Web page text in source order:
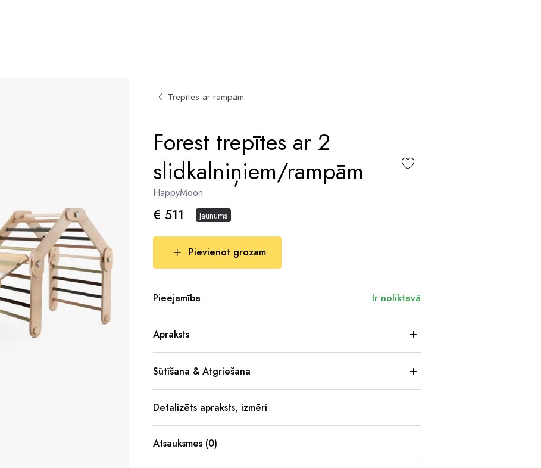
Trepītes ar rampām
Forest trepītes ar 2
slidkalniņiem/rampām
HappyMoon
€ 511 Jaunums
Pievienot grozam
Pieejamība Ir noliktavā
Apraksts
Sūtīšana & Atgriešana
Detalizēts apraksts, izmēri
Atsauksmes (0)